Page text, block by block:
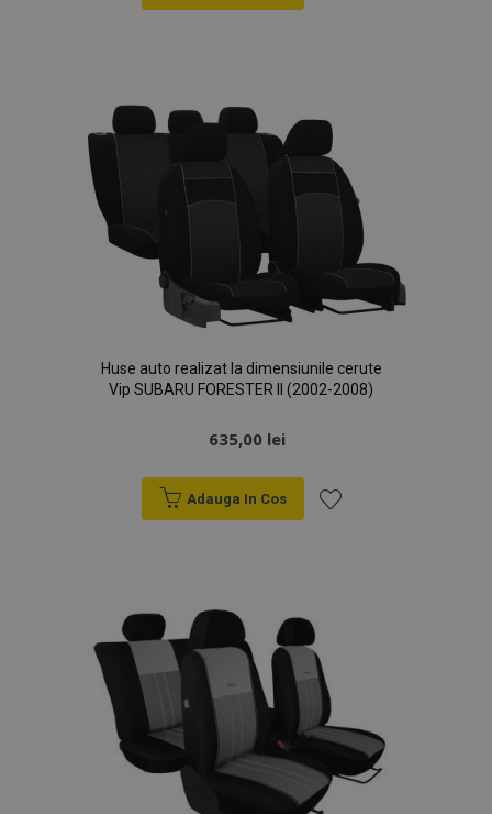
Dorințe
Huse auto realizat la dimensiunile cerute
Vip SUBARU FORESTER II (2002-2008)
635,00 lei
Adauga In Cos
Dorințe